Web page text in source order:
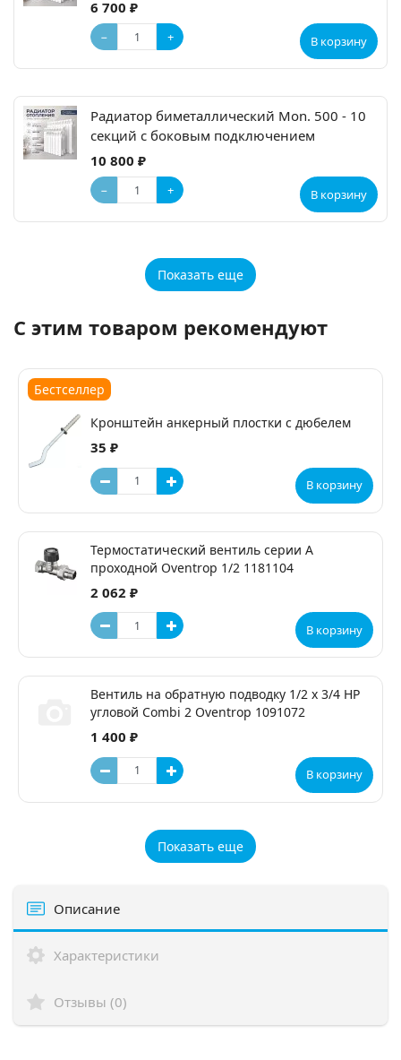
6 700 ₽
− + В корзину
Радиатор биметаллический Mon. 500 - 10
секций c боковым подключением
10 800 ₽
− + В корзину
Показать еще
С этим товаром рекомендуют
Бестселлер
Кронштейн анкерный плостки с дюбелем
35 ₽
В корзину
Термостатический вентиль серии А
проходной Oventrop 1/2 1181104
2 062 ₽
В корзину
Вентиль на обратную подводку 1/2 x 3/4 НР
угловой Combi 2 Oventrop 1091072
1 400 ₽
В корзину
Показать еще
Описание
Характеристики
Отзывы (0)